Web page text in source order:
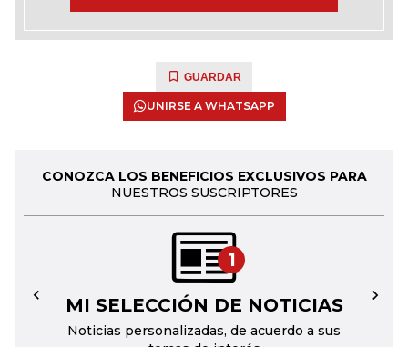
GUARDAR
UNIRSE A WHATSAPP
CONOZCA LOS BENEFICIOS EXCLUSIVOS PARA
NUESTROS SUSCRIPTORES
1
MI SELECCIÓN DE NOTICIAS
Noticias personalizadas, de acuerdo a sus
← →